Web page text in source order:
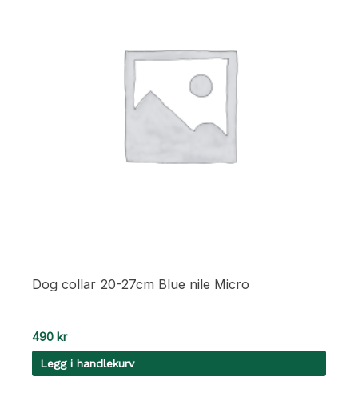
Dog collar 20-27cm Blue nile Micro
490 kr
Legg i handlekurv